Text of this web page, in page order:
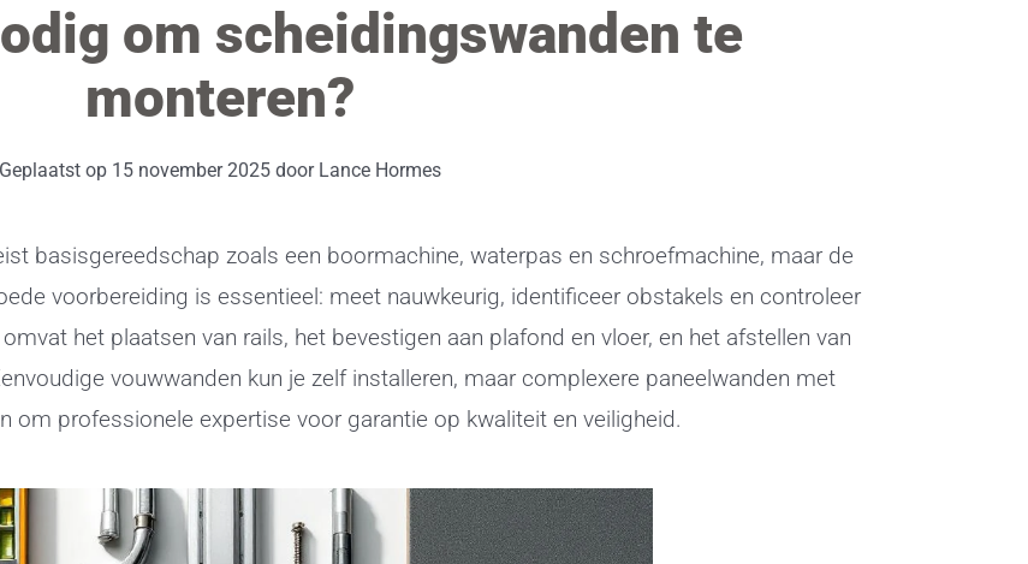
om scheidingswanden te
monteren?
Geplaatst op 15 november 2025 door Lance Hormes
basisgereedschap zoals een boormachine, waterpas en schroefmachine, maar de
voorbereiding is essentieel: meet nauwkeurig, identificeer obstakels en controleer
het plaatsen van rails, het bevestigen aan plafond en vloer, en het afstellen van
vouwwanden kun je zelf installeren, maar complexere paneelwanden met
om professionele expertise voor garantie op kwaliteit en veiligheid.